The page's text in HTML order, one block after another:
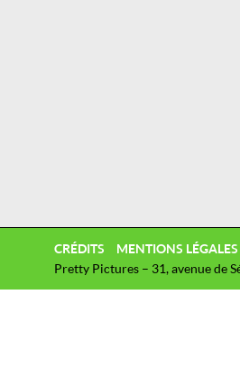
CRÉDITS
MENTIONS LÉGALES
Pretty Pictures – 31, avenue de